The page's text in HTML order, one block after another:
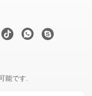
能です.